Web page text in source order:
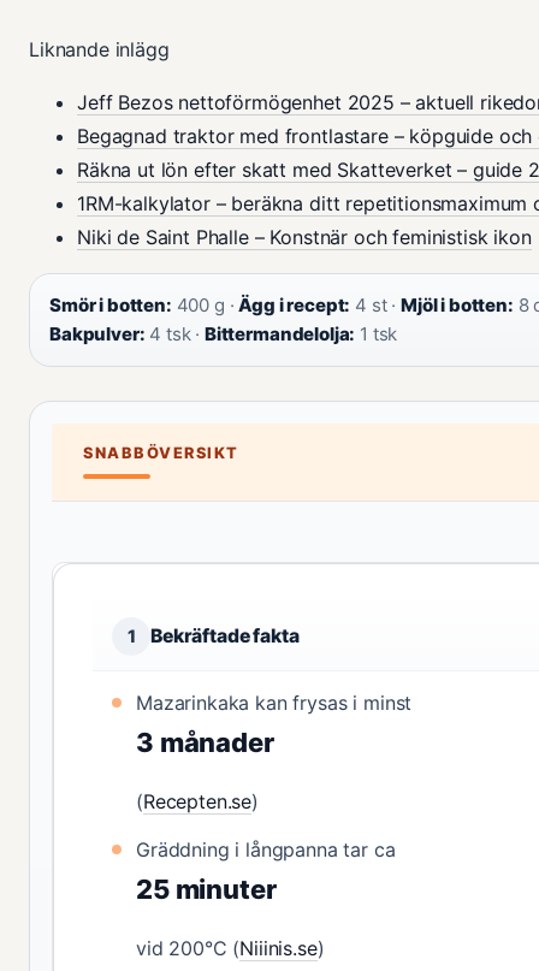
Liknande inlägg
Jeff Bezos nettoförmögenhet 2025 – aktuell
Begagnad traktor med frontlastare – köpguide och
Räkna ut lön efter skatt med Skatteverket – guide
1RM-kalkylator – beräkna ditt repetitionsmaximum
Niki de Saint Phalle – Konstnär och feministisk ikon
Smör i botten: 400 g ·Ägg i recept: 4 st · Mjöl i botten: 8
Bakpulver: 4 tsk · Bittermandelolja: 1 tsk
SNABBÖVERSIKT
1 Bekräftade fakta
Mazarinkaka kan frysas i minst
3 månader
(Recepten.se)
Gräddning i långpanna tar ca
25 minuter
vid 200°C (Niiinis.se)